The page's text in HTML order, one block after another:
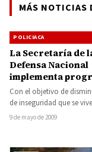
MÁS NOTICIAS
POLICIACA
La Secretaría de
Defensa Nacional
implementa
Canje de Armas
Con el objetivo de
de inseguridad que se
Estado, el gobierno de…
9 de mayo de 2009